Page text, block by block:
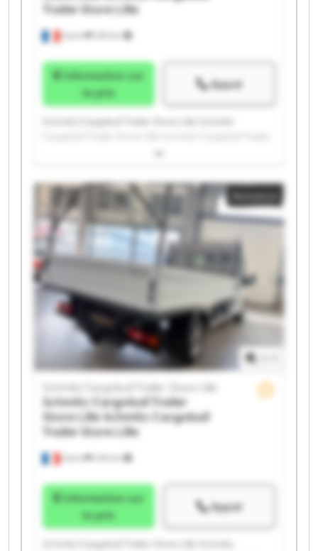
Carvin
Trailer Store Lille
le prix
Appel
Schmitz Cargobull Trailer Store Lille Schmitz
Store Lille Schmitz Cargobull Trailer Store Lille
Cargobull Trailer Store Lille Schmitz Cargobull Trailer
Store Lille Schmitz Cargobull Trailer Store Lille
Schmitz Cargobull Trailer Store Lille Schmitz
Cargobull Trailer Store Lille Schmitz Cargobull Trailer
Store Lille Schmitz Cargobull Trailer Store Lille
Schmitz Cargobull Trailer Store Lille Schmitz
Cargobull Trailer Store Lille Schmitz Cargobull Trailer
Store Lille Schmitz Cargobull Trailer Store Lille
Schmitz Cargobull Trailer Store Lille Schmitz
Cargobull Trailer Store Lille Schmitz Cargobull Trailer
Store Lille Schmitz Cargobull Trailer Store Lille
Annonce
Carvin
Schmitz Cargobull Trailer Store Lille
Schmitz Cargobull Trailer
Store Lille Schmitz Cargobull
Trailer Store Lille
le prix
Appel
Schmitz Cargobull Trailer Store Lille Schmitz